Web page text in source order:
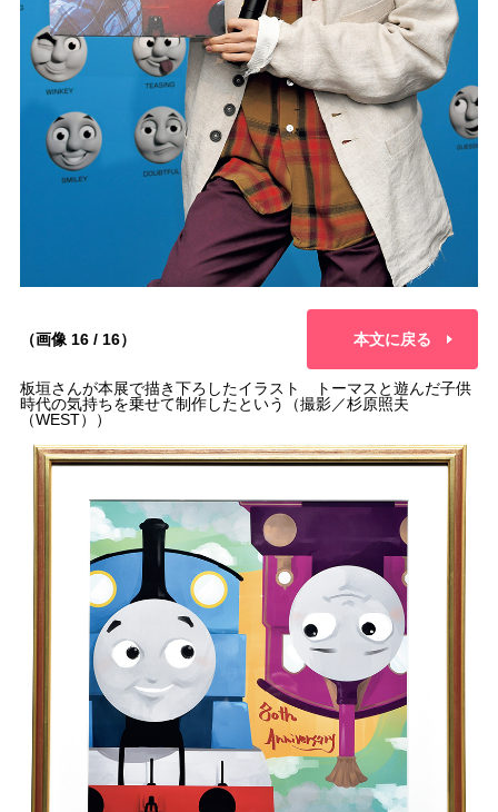
（画像 16 / 16） 本文に戻る
板垣さんが本展で描き下ろしたイラスト トーマスと遊んだ子供
時代の気持ちを乗せて制作したという（撮影／杉原照夫
（WEST））